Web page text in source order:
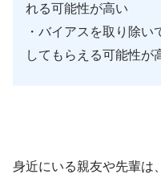
れる可能性が高い
・バイアスを取り除
してもらえる可能性が
身近にいる親友や先輩は